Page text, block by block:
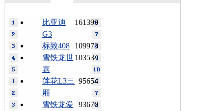
161399
比亚迪
G3
109973
标致408
103534
雪铁龙世
嘉
95654
莲花L3三
厢
93670
雪铁龙爱